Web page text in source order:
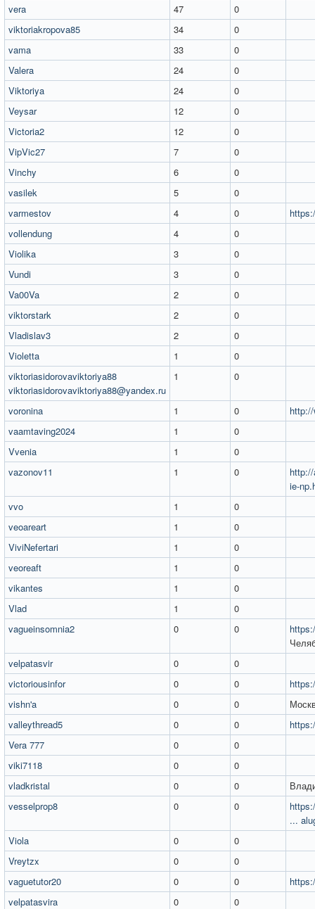
vera
47
0
viktoriakropova85
34
0
vama
33
0
Valera
24
0
Viktoriya
24
0
Veysar
12
0
Victoria2
12
0
VipVic27
7
0
Vinchy
6
0
vasilek
5
0
varmestov
4 0
vollendung
4
0
Violika
3
0
Vundi
3
0
Va00Va
2
0
viktorstark
2
0
Vladislav3
2
0
Violetta
1
0
viktoriasidorovaviktoriya88
viktoriasidorovaviktoriya88@yandex.ru
1 0
voronina 1 0
vaamtaving2024
1
0
Vvenia
1
0
vazonov11
1 0
ie-
vvo
1
0
veoareart
1
0
ViviNefertari
1
0
veoreaft
1
0
vikantes
1
0
Vlad
1
0
vagueinsomnia2
0 0
velpatasvir
0
0
victoriousinfor
0 0
vishn'a
0 0
valleythread5
0 0
Vera 777
0
0
viki7118
0
0
vladkristal
0 0
vesselprop8
0 0
...
Viola
0
0
Vreytzx
0
0
vaguetutor20
0 0
velpatasvira
0 0